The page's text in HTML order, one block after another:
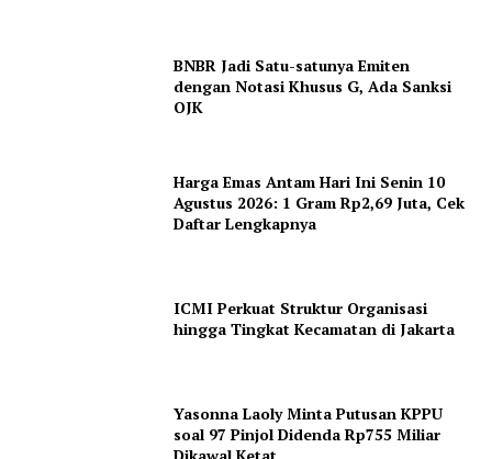
BNBR Jadi Satu-satunya Emiten
dengan Notasi Khusus G, Ada Sanksi
OJK
Harga Emas Antam Hari Ini Senin 10
Agustus 2026: 1 Gram Rp2,69 Juta, Cek
Daftar Lengkapnya
ICMI Perkuat Struktur Organisasi
hingga Tingkat Kecamatan di Jakarta
Yasonna Laoly Minta Putusan KPPU
soal 97 Pinjol Didenda Rp755 Miliar